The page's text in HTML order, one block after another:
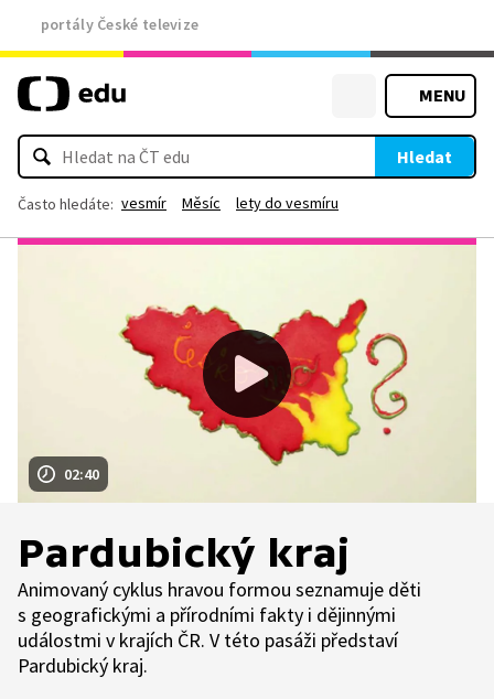
portály České televize
MENU
Hledat
Často hledáte: vesmír Měsíc lety do vesmíru
02:40
Pardubický kraj
Animovaný cyklus hravou formou seznamuje děti
s geografickými a přírodními fakty i dějinnými
událostmi v krajích ČR. V této pasáži představí
Pardubický kraj.